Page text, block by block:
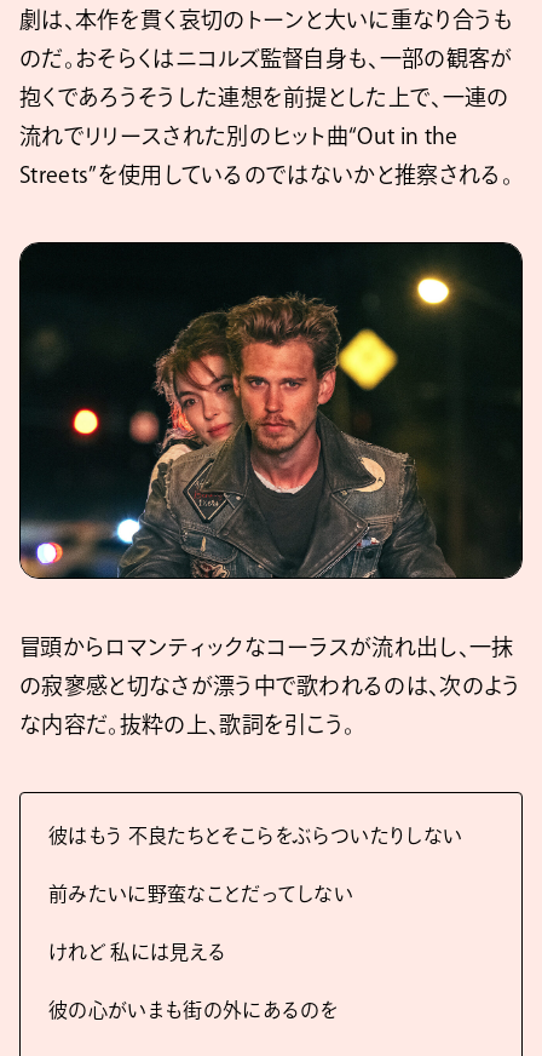
劇は、本作を貫く哀切のトーンと大いに重なり合うも
のだ。おそらくはニコルズ監督自身も、一部の観客が
抱くであろうそうした連想を前提とした上で、一連の
流れでリリースされた別のヒット曲“Out in the
Streets”を使用しているのではないかと推察される。
冒頭からロマンティックなコーラスが流れ出し、一抹
の寂寥感と切なさが漂う中で歌われるのは、次のよう
な内容だ。抜粋の上、歌詞を引こう。
彼はもう 不良たちとそこらをぶらついたりしない
前みたいに野蛮なことだってしない
けれど 私には見える
彼の心がいまも街の外にあるのを